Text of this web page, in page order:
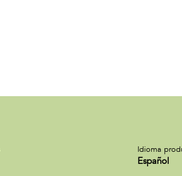
Idioma
Español